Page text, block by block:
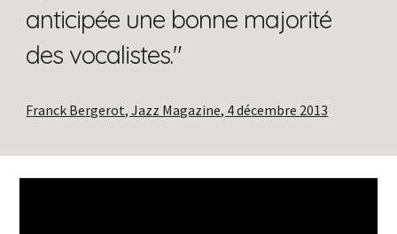
anticipée une bonne majorité
des vocalistes."
Franck Bergerot, Jazz Magazine, 4 décembre 2013